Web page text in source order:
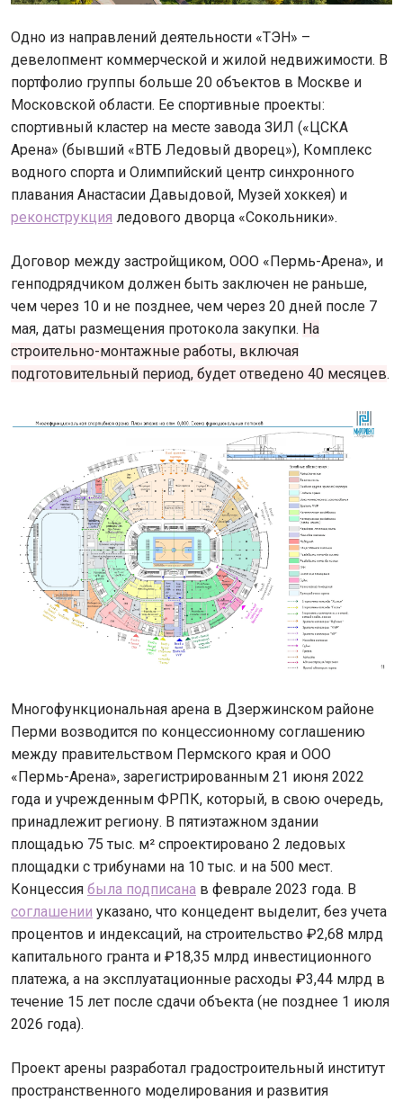
Одно из направлений деятельности «ТЭН» –
девелопмент коммерческой и жилой недвижимости. В
портфолио группы больше 20 объектов в Москве и
Московской области. Ее спортивные проекты:
спортивный кластер на месте завода ЗИЛ («ЦСКА
Арена» (бывший «ВТБ Ледовый дворец»), Комплекс
водного спорта и Олимпийский центр синхронного
плавания Анастасии Давыдовой, Музей хоккея) и
реконструкция ледового дворца «Сокольники».
Договор между застройщиком, ООО «Пермь-Арена», и
генподрядчиком должен быть заключен не раньше,
чем через 10 и не позднее, чем через 20 дней после 7
мая, даты размещения протокола закупки. На
строительно-монтажные работы, включая
подготовительный период, будет отведено 40 месяцев.
Многофункциональная арена в Дзержинском районе
Перми возводится по концессионному соглашению
между правительством Пермского края и ООО
«Пермь-Арена», зарегистрированным 21 июня 2022
года и учрежденным ФРПК, который, в свою очередь,
принадлежит региону. В пятиэтажном здании
площадью 75 тыс. м² спроектировано 2 ледовых
площадки с трибунами на 10 тыс. и на 500 мест.
Концессия была подписана в феврале 2023 года. В
соглашении указано, что концедент выделит, без учета
процентов и индексаций, на строительство ₽2,68 млрд
капитального гранта и ₽18,35 млрд инвестиционного
платежа, а на эксплуатационные расходы ₽3,44 млрд в
течение 15 лет после сдачи объекта (не позднее 1 июля
2026 года).
Проект арены разработал градостроительный институт
пространственного моделирования и развития